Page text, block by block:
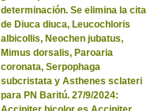
determinación. Se elimina la cita
de Diuca diuca, Leucochloris
albicollis, Neochen jubatus,
Mimus dorsalis, Paroaria
coronata, Serpophaga
subcristata y Asthenes sclateri
para PN Baritú. 27/9/2024: